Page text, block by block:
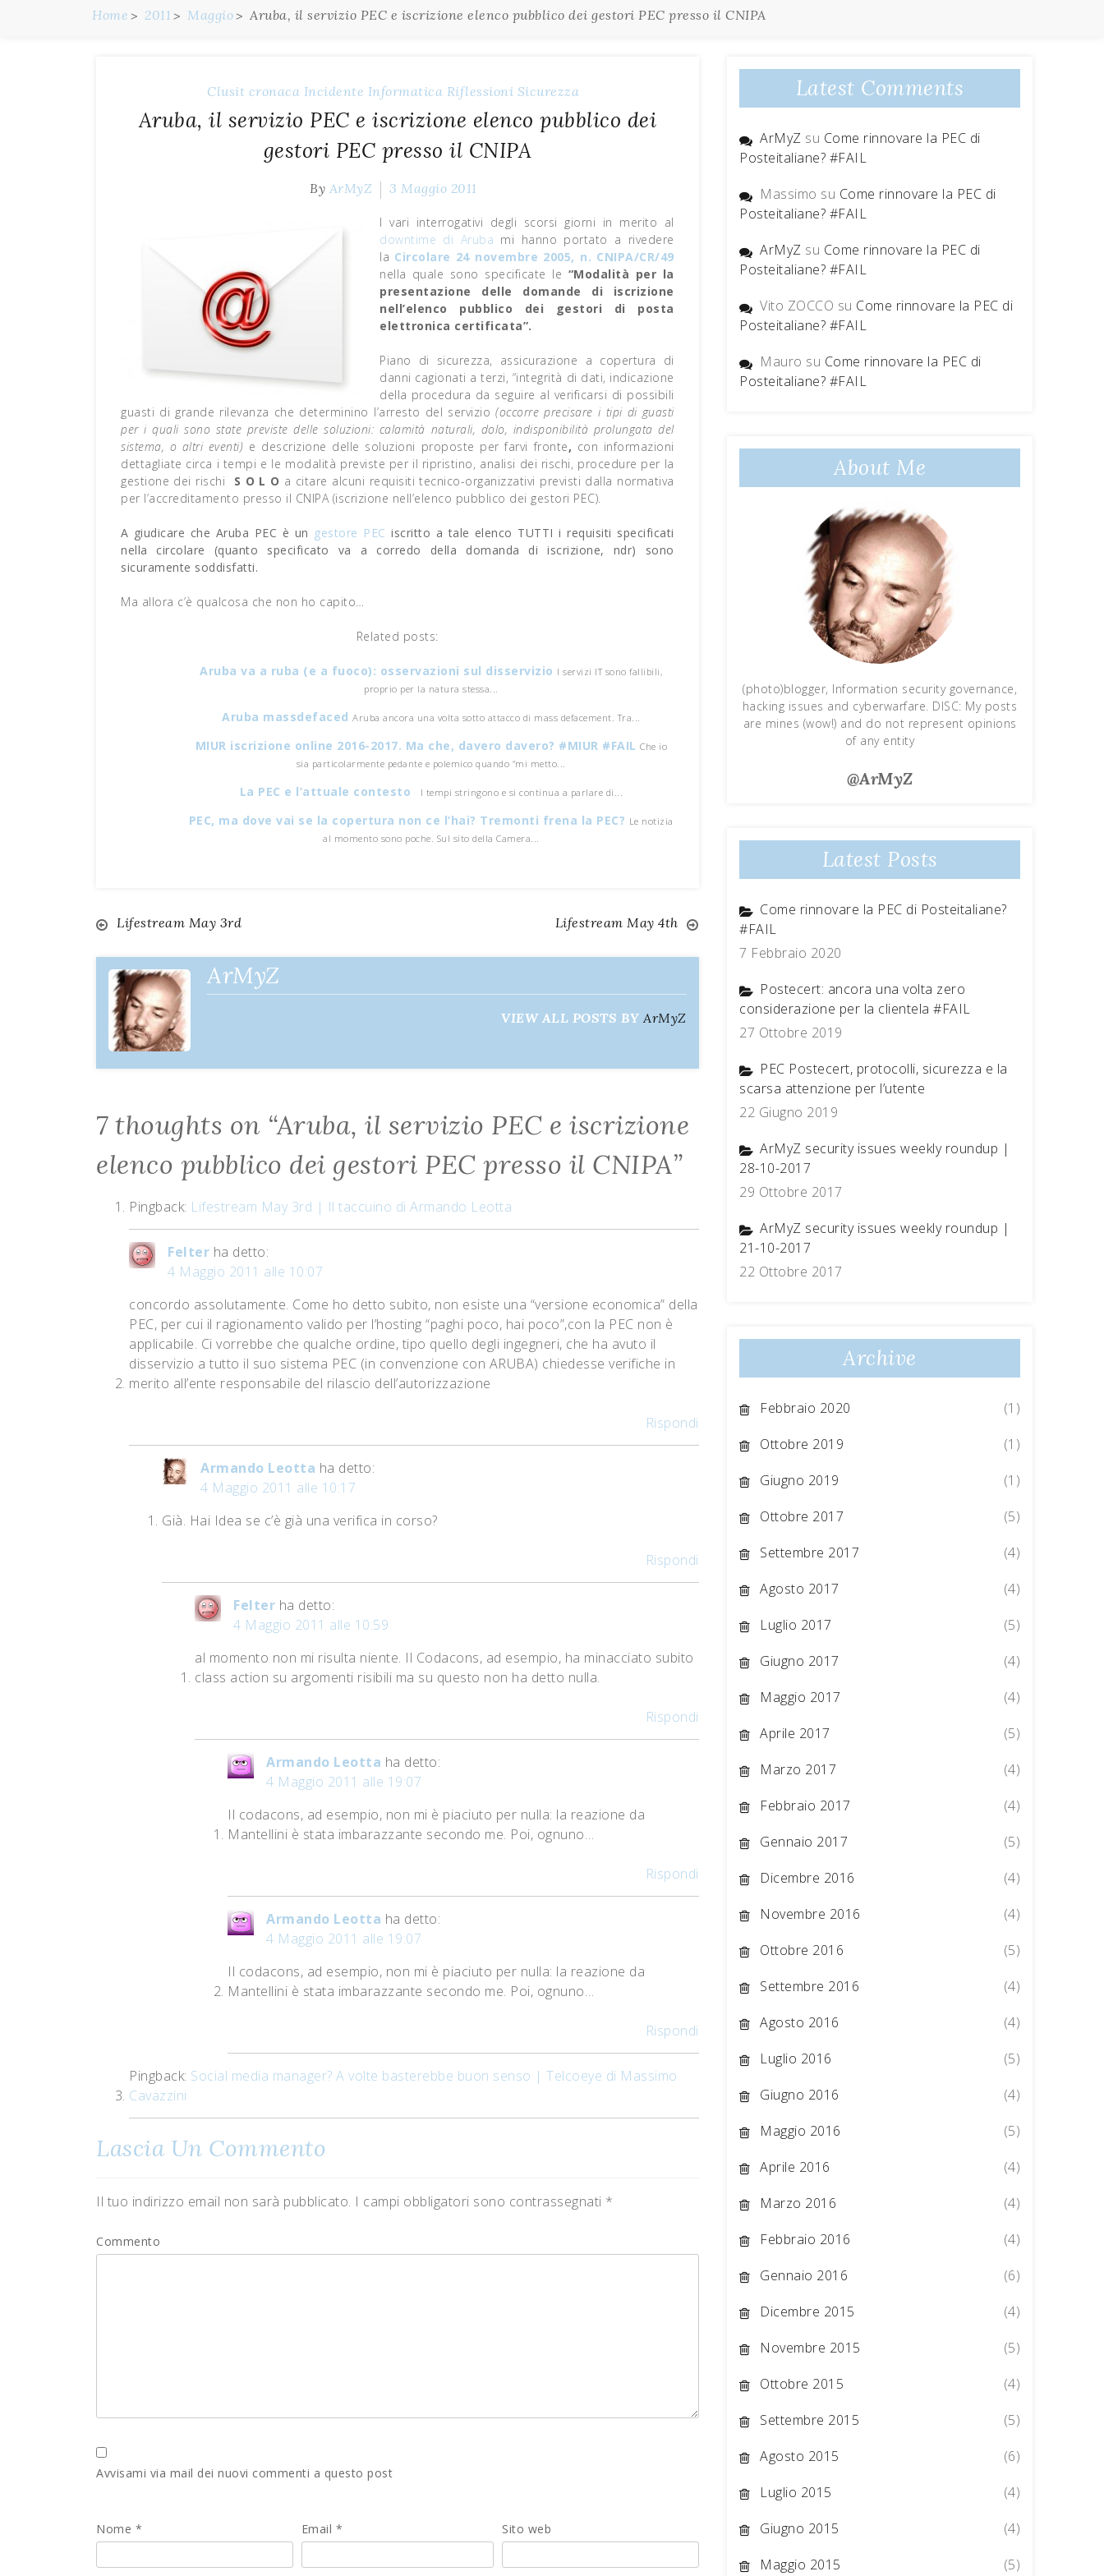
Home 2011 Maggio Aruba, il servizio PEC e iscrizione elenco pubblico dei gestori PEC presso il CNIPA
Clusit cronaca Incidente Informatica Riflessioni Sicurezza
Aruba, il servizio PEC e iscrizione elenco pubblico dei
gestori PEC presso il CNIPA
By ArMyZ 3 Maggio 2011
I vari interrogativi degli scorsi giorni in merito al
downtime di Aruba mi hanno portato a rivedere
la Circolare 24 novembre 2005, n. CNIPA/CR/49
nella quale sono specificate le “Modalità per la
presentazione delle domande di iscrizione
nell’elenco pubblico dei gestori di posta
elettronica certificata”.
Piano di sicurezza, assicurazione a copertura di
danni cagionati a terzi, “integrità di dati, indicazione
della procedura da seguire al verificarsi di possibili
guasti di grande rilevanza che determinino l’arresto del servizio(occorre precisare i tipi di guasti
per i quali sono state previste delle soluzioni: calamità naturali, dolo, indisponibilità prolungata del
sistema, o altri eventi) e descrizione delle soluzioni proposte per farvi fronte, con informazioni
dettagliate circa i tempi e le modalità previste per il ripristino, analisi dei rischi, procedure per la
gestione dei rischi S O L O a citare alcuni requisiti tecnico-organizzativi previsti dalla normativa
per l’accreditamento presso il CNIPA (iscrizione nell’elenco pubblico dei gestori PEC).
A giudicare che Aruba PEC è un gestore PEC iscritto a tale elenco TUTTI i requisiti specificati
nella circolare (quanto specificato va a corredo della domanda di iscrizione, ndr) sono
sicuramente soddisfatti.
Ma allora c’è qualcosa che non ho capito…
Related posts:
Aruba va a ruba (e a fuoco): osservazioni sul disservizio I servizi IT sono fallibili,
proprio per la natura stessa...
Aruba massdefacedAruba ancora una volta sotto attacco di mass defacement. Tra...
MIUR iscrizione online 2016-2017. Ma che, davero davero? #MIUR #FAILChe io
sia particolarmente pedante e polemico quando “mi metto...
La PEC e l’attuale contesto I tempi stringono e si continua a parlare di...
PEC, ma dove vai se la copertura non ce l’hai? Tremonti frena la PEC? Le notizia
al momento sono poche. Sul sito della Camera...
Navigazione
articoli
Lifestream May 3rd Lifestream May 4th
ArMyZ
VIEW ALL POSTS BYArMyZ
7 thoughts on “Aruba, il servizio PEC e iscrizione
elenco pubblico dei gestori PEC presso il CNIPA”
Pingback: Lifestream May 3rd | Il taccuino di Armando Leotta
Felter ha detto:
4 Maggio 2011 alle 10:07
concordo assolutamente. Come ho detto subito, non esiste una “versione economica” della
PEC, per cui il ragionamento valido per l’hosting “paghi poco, hai poco”,con la PEC non è
applicabile. Ci vorrebbe che qualche ordine, tipo quello degli ingegneri, che ha avuto il
disservizio a tutto il suo sistema PEC (in convenzione con ARUBA) chiedesse verifiche in
merito all’ente responsabile del rilascio dell’autorizzazione
Rispondi
Armando Leotta ha detto:
4 Maggio 2011 alle 10:17
Già. Hai Idea se c’è già una verifica in corso?
Rispondi
Felter ha detto:
4 Maggio 2011 alle 10:59
al momento non mi risulta niente. Il Codacons, ad esempio, ha minacciato subito
class action su argomenti risibili ma su questo non ha detto nulla.
Rispondi
Armando Leotta ha detto:
4 Maggio 2011 alle 19:07
Il codacons, ad esempio, non mi è piaciuto per nulla: la reazione da
Mantellini è stata imbarazzante secondo me. Poi, ognuno…
Rispondi
Armando Leotta ha detto:
4 Maggio 2011 alle 19:07
Il codacons, ad esempio, non mi è piaciuto per nulla: la reazione da
Mantellini è stata imbarazzante secondo me. Poi, ognuno…
Rispondi
Pingback: Social media manager? A volte basterebbe buon senso | Telcoeye di Massimo
Cavazzini
Lascia Un Commento
Il tuo indirizzo email non sarà pubblicato. I campi obbligatori sono contrassegnati *
Commento
Avvisami via mail dei nuovi commenti a questo post
Nome * Email * Sito web
Latest Comments
ArMyZ su Come rinnovare la PEC di
Posteitaliane? #FAIL
Massimo su Come rinnovare la PEC di
Posteitaliane? #FAIL
ArMyZ su Come rinnovare la PEC di
Posteitaliane? #FAIL
Vito ZOCCO su Come rinnovare la PEC di
Posteitaliane? #FAIL
Mauro su Come rinnovare la PEC di
Posteitaliane? #FAIL
About Me
(photo)blogger, Information security governance,
hacking issues and cyberwarfare. DISC: My posts
are mines (wow!) and do not represent opinions
of any entity
@ArMyZ
Latest Posts
Come rinnovare la PEC di Posteitaliane?
#FAIL
7 Febbraio 2020
Postecert: ancora una volta zero
considerazione per la clientela #FAIL
27 Ottobre 2019
PEC Postecert, protocolli, sicurezza e la
scarsa attenzione per l’utente
22 Giugno 2019
ArMyZ security issues weekly roundup |
28-10-2017
29 Ottobre 2017
ArMyZ security issues weekly roundup |
21-10-2017
22 Ottobre 2017
Archive
Febbraio 2020
(1)
Ottobre 2019
(1)
Giugno 2019
(1)
Ottobre 2017
(5)
Settembre 2017
(4)
Agosto 2017
(4)
Luglio 2017
(5)
Giugno 2017
(4)
Maggio 2017
(4)
Aprile 2017
(5)
Marzo 2017
(4)
Febbraio 2017
(4)
Gennaio 2017
(5)
Dicembre 2016
(4)
Novembre 2016
(4)
Ottobre 2016
(5)
Settembre 2016
(4)
Agosto 2016
(4)
Luglio 2016
(5)
Giugno 2016
(4)
Maggio 2016
(5)
Aprile 2016
(4)
Marzo 2016
(4)
Febbraio 2016
(4)
Gennaio 2016
(6)
Dicembre 2015
(4)
Novembre 2015
(5)
Ottobre 2015
(4)
Settembre 2015
(5)
Agosto 2015
(6)
Luglio 2015
(4)
Giugno 2015
(4)
Maggio 2015
(5)